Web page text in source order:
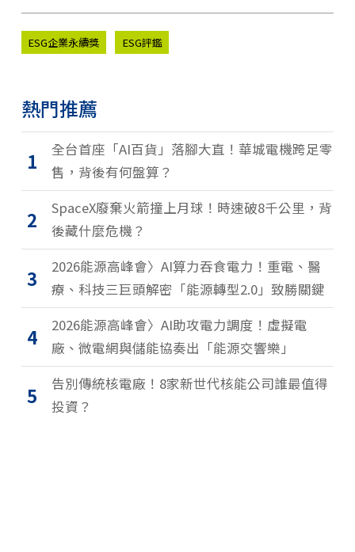
ESG企業永續獎 ESG評鑑
熱門推薦
1
全台首座「AI百貨」落腳大直！華城電機跨足零
售，背後有何盤算？
2
SpaceX廢棄火箭撞上月球！時速破8千公里，背
後藏什麼危機？
3
2026能源高峰會〉AI算力吞食電力！重電、醫
療、科技三巨頭解密「能源轉型2.0」致勝關鍵
4
2026能源高峰會〉AI助攻電力調度！虛擬電
廠、微電網與儲能協奏出「能源交響樂」
5
告別傳統核電廠！8家新世代核能公司誰最值得
投資？